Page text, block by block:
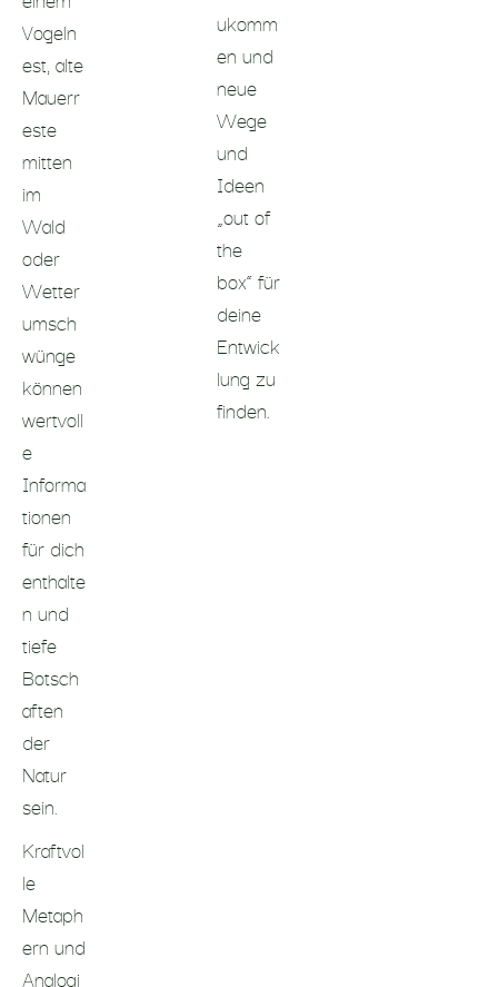
Vogeln
est, alte
Mauerr
este
mitten
im
Wald
oder
Wetter
umsch
wünge
können
wertvoll
e
Informa
tionen
für dich
enthalte
n und
tiefe
Botsch
aften
der
Natur
sein.
Kraftvol
le
Metaph
ern und
Analogi
ukomm
en und
neue
Wege
und
Ideen
„out of
the
box“ für
deine
Entwick
lung zu
finden.